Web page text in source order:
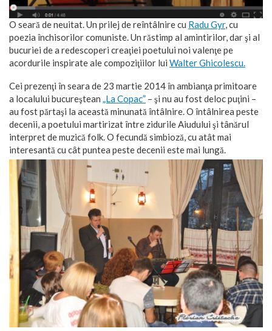
O seară de neuitat. Un prilej de reîntâlnire cu Radu Gyr, cu
poezia închisorilor comuniste. Un răstimp al amintirilor, dar şi al
bucuriei de a redescoperi creaţiei poetului noi valenţe pe
acordurile inspirate ale compoziţiilor lui Walter Ghicolescu.
Cei prezenţi în seara de 23 martie 2014 în ambianţa primitoare
a localului bucureştean „La Copac” – şi nu au fost deloc puţini –
au fost părtaşi la această minunată întâlnire. O întâlnirea peste
decenii, a poetului martirizat între zidurile Aiudului şi tânărul
interpret de muzică folk. O fecundă simbioză, cu atât mai
interesantă cu cât puntea peste decenii este mai lungă.